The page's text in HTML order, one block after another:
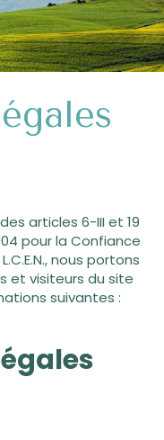
articles 6-III et 19
pour la Confiance
nous portons
et visiteurs du site
suivantes :